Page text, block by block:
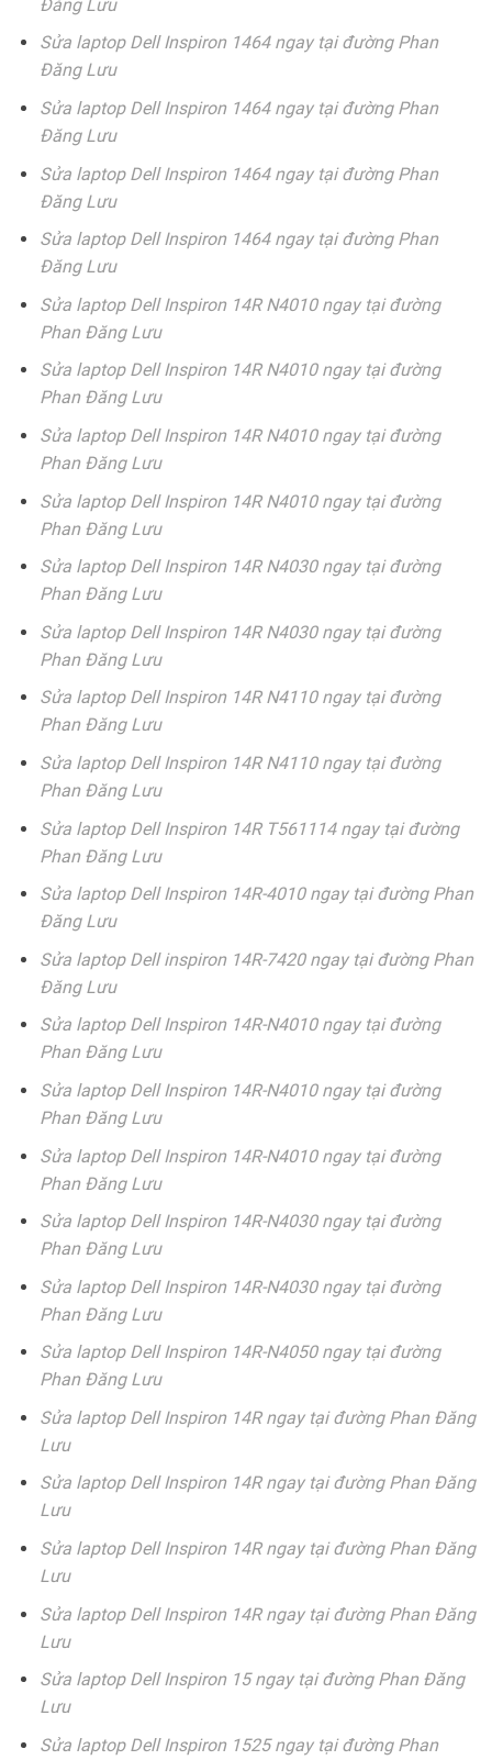
Đăng Lưu
Sửa laptop Dell Inspiron 1464 ngay tại đường Phan
Đăng Lưu
Sửa laptop Dell Inspiron 1464 ngay tại đường Phan
Đăng Lưu
Sửa laptop Dell Inspiron 1464 ngay tại đường Phan
Đăng Lưu
Sửa laptop Dell Inspiron 1464 ngay tại đường Phan
Đăng Lưu
Sửa laptop Dell Inspiron 14R N4010 ngay tại đường
Phan Đăng Lưu
Sửa laptop Dell Inspiron 14R N4010 ngay tại đường
Phan Đăng Lưu
Sửa laptop Dell Inspiron 14R N4010 ngay tại đường
Phan Đăng Lưu
Sửa laptop Dell Inspiron 14R N4010 ngay tại đường
Phan Đăng Lưu
Sửa laptop Dell Inspiron 14R N4030 ngay tại đường
Phan Đăng Lưu
Sửa laptop Dell Inspiron 14R N4030 ngay tại đường
Phan Đăng Lưu
Sửa laptop Dell Inspiron 14R N4110 ngay tại đường
Phan Đăng Lưu
Sửa laptop Dell Inspiron 14R N4110 ngay tại đường
Phan Đăng Lưu
Sửa laptop Dell Inspiron 14R T561114 ngay tại đường
Phan Đăng Lưu
Sửa laptop Dell Inspiron 14R-4010 ngay tại đường Phan
Đăng Lưu
Sửa laptop Dell inspiron 14R-7420 ngay tại đường Phan
Đăng Lưu
Sửa laptop Dell Inspiron 14R-N4010 ngay tại đường
Phan Đăng Lưu
Sửa laptop Dell Inspiron 14R-N4010 ngay tại đường
Phan Đăng Lưu
Sửa laptop Dell Inspiron 14R-N4010 ngay tại đường
Phan Đăng Lưu
Sửa laptop Dell Inspiron 14R-N4030 ngay tại đường
Phan Đăng Lưu
Sửa laptop Dell Inspiron 14R-N4030 ngay tại đường
Phan Đăng Lưu
Sửa laptop Dell Inspiron 14R-N4050 ngay tại đường
Phan Đăng Lưu
Sửa laptop Dell Inspiron 14R ngay tại đường Phan Đăng
Lưu
Sửa laptop Dell Inspiron 14R ngay tại đường Phan Đăng
Lưu
Sửa laptop Dell Inspiron 14R ngay tại đường Phan Đăng
Lưu
Sửa laptop Dell Inspiron 14R ngay tại đường Phan Đăng
Lưu
Sửa laptop Dell Inspiron 15 ngay tại đường Phan Đăng
Lưu
Sửa laptop Dell Inspiron 1525 ngay tại đường Phan